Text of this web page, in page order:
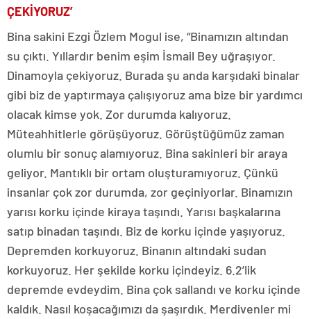
ÇEKİYORUZ’
Bina sakini Ezgi Özlem Mogul ise, “Binamızın altından
su çıktı. Yıllardır benim eşim İsmail Bey uğraşıyor.
Dinamoyla çekiyoruz. Burada şu anda karşıdaki binalar
gibi biz de yaptırmaya çalışıyoruz ama bize bir yardımcı
olacak kimse yok. Zor durumda kalıyoruz.
Müteahhitlerle görüşüyoruz. Görüştüğümüz zaman
olumlu bir sonuç alamıyoruz. Bina sakinleri bir araya
geliyor. Mantıklı bir ortam oluşturamıyoruz. Çünkü
insanlar çok zor durumda, zor geçiniyorlar. Binamızın
yarısı korku içinde kiraya taşındı. Yarısı başkalarına
satıp binadan taşındı. Biz de korku içinde yaşıyoruz.
Depremden korkuyoruz. Binanın altındaki sudan
korkuyoruz. Her şekilde korku içindeyiz. 6.2’lik
depremde evdeydim. Bina çok sallandı ve korku içinde
kaldık. Nasıl koşacağımızı da şaşırdık. Merdivenler mi